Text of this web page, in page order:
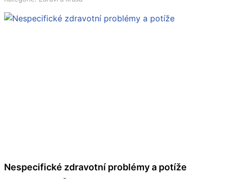
Nespecifické zdravotní problémy a potíže